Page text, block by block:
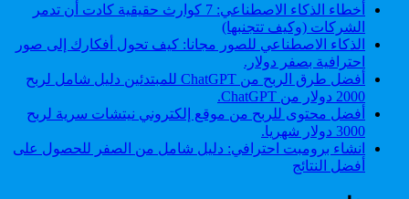
من
جوجل.
أخطاء الذكاء الاصطناعي: 7 كوارث حقيقية كادت أن تدمر
الشركات (وكيف تتجنبها)
الذكاء الاصطناعي للصور مجانا: كيف تحول أفكارك إلى صور
احترافية بصفر دولار.
أفضل طرق الربح من ChatGPT للمبتدئين دليل شامل لربح
2000 دولار من ChatGPT.
أفضل محتوى للربح من موقع إلكتروني نيتشات سرية لربح
3000 دولار شهريا.
انشاء برومبت احترافي: دليل شامل من الصفر للحصول على
أفضل النتائج